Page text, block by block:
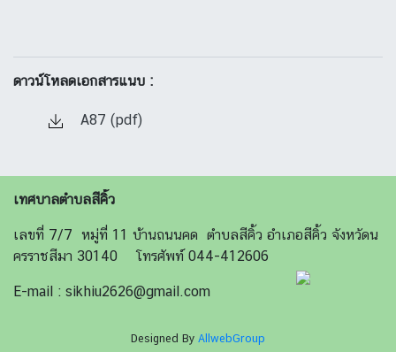
ดาวน์โหลดเอกสารแนบ :
A87 (pdf)
เทศบาลตำบลสีคิ้ว
เลขที่ 7/7 หมู่ที่ 11 บ้านถนนคด ตำบลสีคิ้ว อำเภอสีคิ้ว จังหวัดน
ครราชสีมา 30140 โทรศัพท์ 044-412606
E-mail : sikhiu2626@gmail.com
Designed By AllwebGroup